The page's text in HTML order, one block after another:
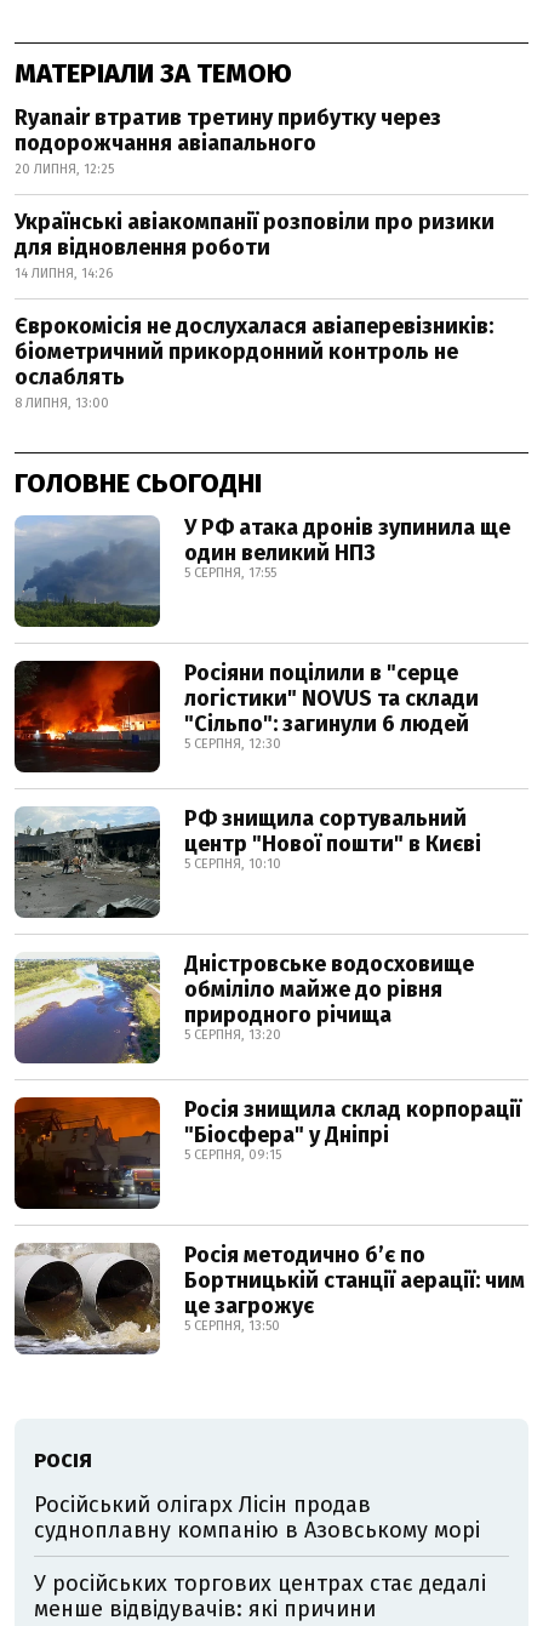
МАТЕРІАЛИ ЗА ТЕМОЮ
Ryanair втратив третину прибутку через
подорожчання авіапального
20 ЛИПНЯ, 12:25
Українські авіакомпанії розповіли про ризики
для відновлення роботи
14 ЛИПНЯ, 14:26
Єврокомісія не дослухалася авіаперевізників:
біометричний прикордонний контроль не
ослаблять
8 ЛИПНЯ, 13:00
ГОЛОВНЕ СЬОГОДНІ
У РФ атака дронів зупинила ще
один великий НПЗ
5 СЕРПНЯ, 17:55
Росіяни поцілили в "серце
логістики" NOVUS та склади
"Сільпо": загинули 6 людей
5 СЕРПНЯ, 12:30
РФ знищила сортувальний
центр "Нової пошти" в Києві
5 СЕРПНЯ, 10:10
Дністровське водосховище
обміліло майже до рівня
природного річища
5 СЕРПНЯ, 13:20
Росія знищила склад корпорації
"Біосфера" у Дніпрі
5 СЕРПНЯ, 09:15
Росія методично б’є по
Бортницькій станції аерації: чим
це загрожує
5 СЕРПНЯ, 13:50
РОСІЯ
Російський олігарх Лісін продав
судноплавну компанію в Азовському морі
У російських торгових центрах стає дедалі
менше відвідувачів: які причини